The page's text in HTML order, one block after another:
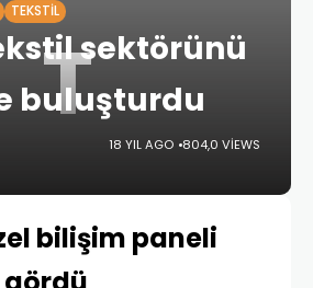
T
TEKSTIL
sektörünü
buluşturdu
18 YIL AGO 804,0 VIEWS
bilişim paneli